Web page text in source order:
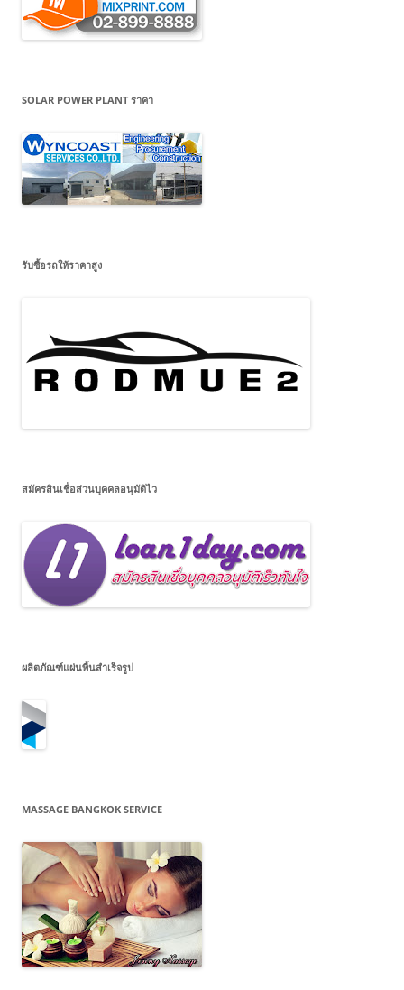
SOLAR POWER PLANT ราคา
รับซื้อรถให้ราคาสูง
สมัครสินเชื่อส่วนบุคคลอนุมัติไว
ผลิตภัณฑ์แผ่นพื้นสำเร็จรูป
MASSAGE BANGKOK SERVICE